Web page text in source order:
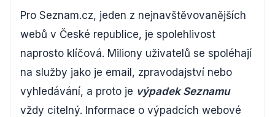
Pro Seznam.cz, jeden z nejnavštěvovanějších
webů v České republice, je spolehlivost
naprosto klíčová. Miliony uživatelů se spoléhají
na služby jako je email, zpravodajství nebo
vyhledávání, a proto je výpadek Seznamu
vždy citelný. Informace o výpadcích webové